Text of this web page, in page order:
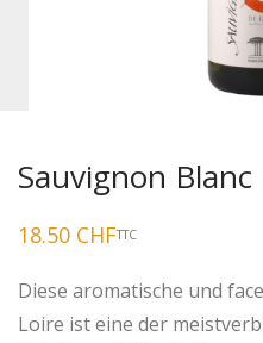
Sauvignon Blanc
18.50 CHFTTC
Diese aromatische und
Loire ist eine der